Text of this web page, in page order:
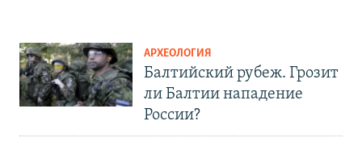
АРХЕОЛОГИЯ
Балтийский рубеж. Грозит
ли Балтии нападение
России?